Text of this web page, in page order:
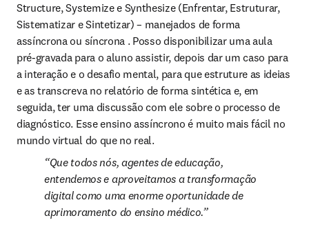
Structure, Systemize e Synthesize (Enfrentar, Estruturar,
Sistematizar e Sintetizar) – manejados de forma
assíncrona ou síncrona . Posso disponibilizar uma aula
pré-gravada para o aluno assistir, depois dar um caso para
a interação e o desafio mental, para que estruture as ideias
e as transcreva no relatório de forma sintética e, em
seguida, ter uma discussão com ele sobre o processo de
diagnóstico. Esse ensino assíncrono é muito mais fácil no
mundo virtual do que no real.
Que todos nós, agentes de educação,
entendemos e aproveitamos a transformação
digital como uma enorme oportunidade de
aprimoramento do ensino médico.